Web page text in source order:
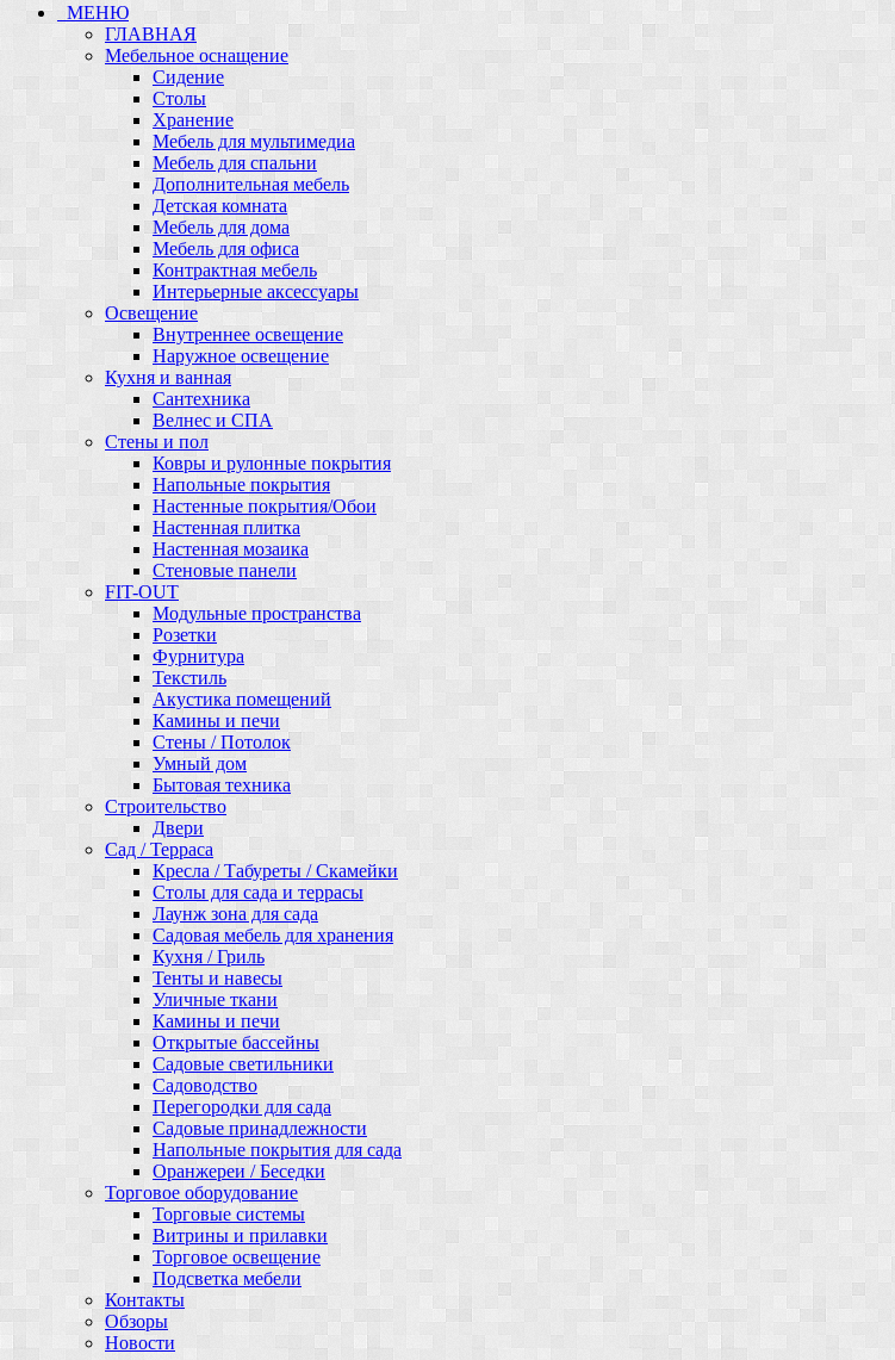
МЕНЮ
ГЛАВНАЯ
Мебельное оснащение
Сидение
Столы
Хранение
Мебель для мультимедиа
Мебель для спальни
Дополнительная мебель
Детская комната
Мебель для дома
Мебель для офиса
Контрактная мебель
Интерьерные аксессуары
Освещение
Внутреннее освещение
Наружное освещение
Кухня и ванная
Сантехника
Велнес и СПА
Стены и пол
Ковры и рулонные покрытия
Напольные покрытия
Настенные покрытия/Обои
Настенная плитка
Настенная мозаика
Стеновые панели
FIT-OUT
Модульные пространства
Розетки
Фурнитура
Текстиль
Акустика помещений
Камины и печи
Стены / Потолок
Умный дом
Бытовая техника
Строительство
Двери
Сад / Терраса
Кресла / Табуреты / Скамейки
Столы для сада и террасы
Лаунж зона для сада
Садовая мебель для хранения
Кухня / Гриль
Тенты и навесы
Уличные ткани
Камины и печи
Открытые бассейны
Садовые светильники
Садоводство
Перегородки для сада
Садовые принадлежности
Напольные покрытия для сада
Оранжереи / Беседки
Торговое оборудование
Торговые системы
Витрины и прилавки
Торговое освещение
Подсветка мебели
Контакты
Обзоры
Новости